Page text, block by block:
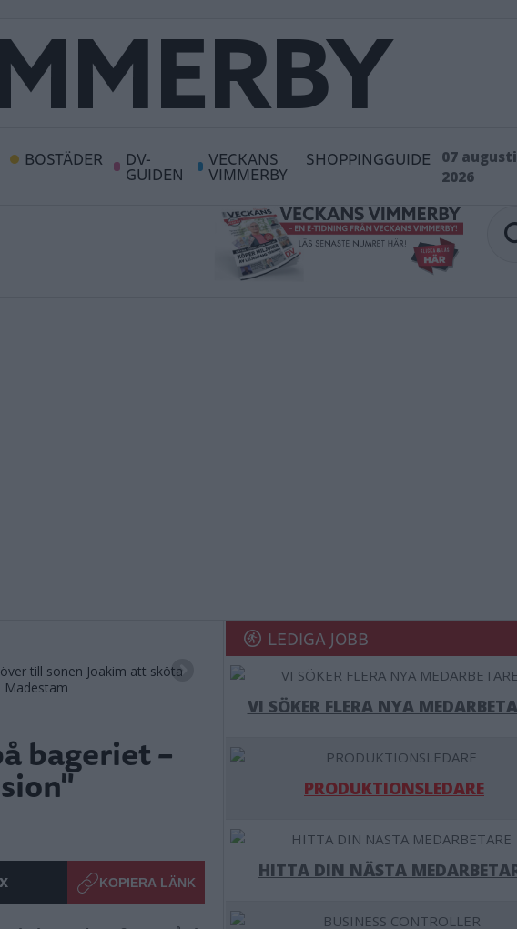
BOSTÄDER DV-
GUIDEN
VECKANS
VIMMERBY
SHOPPINGGUIDE
07 augusti
2026
till sonen Joakim att sköta
bageriet –
KOPIERA LÄNK
LEDIGA JOBB
VI SÖKER FLERA NYA
PRODUKTIONSLEDARE
HITTA DIN NÄSTA